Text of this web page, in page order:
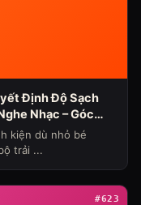
Định Độ Sạch
Nhạc – Góc
kiện dù nhỏ bé
trải ...
#623